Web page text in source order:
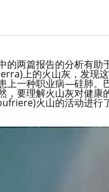
的两篇报告的分析有
上的火山灰，发现
上一种职业病—硅肺。
，要理解火山灰对健
火山的活动进